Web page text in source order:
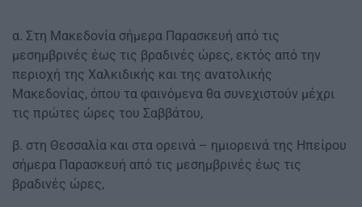
α. Στη Μακεδονία σήμερα Παρασκευή από τις
μεσημβρινές έως τις βραδινές ώρες, εκτός από την
περιοχή της Χαλκιδικής και της ανατολικής
Μακεδονίας, όπου τα φαινόμενα θα συνεχιστούν μέχρι
τις πρώτες ώρες του Σαββάτου,
β. στη Θεσσαλία και στα ορεινά – ημιορεινά της Ηπείρου
σήμερα Παρασκευή από τις μεσημβρινές έως τις
βραδινές ώρες,